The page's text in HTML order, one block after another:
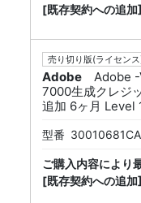
[既存契約への追
売り切り版(ライセン
Adobe
Adobe
7000生成クレジ
追加 6ヶ月 Level
型番
ご購入内容により
[既存契約への追